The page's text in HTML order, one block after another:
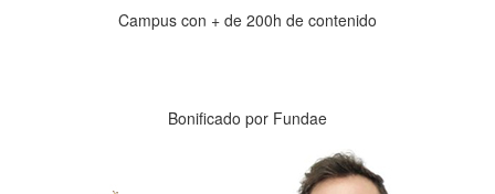
Campus con + de 200h de contenido
Bonificado por Fundae